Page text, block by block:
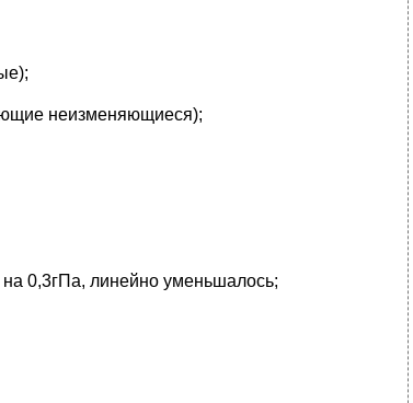
неизменяющиеся);
0,3гПа, линейно уменьшалось;